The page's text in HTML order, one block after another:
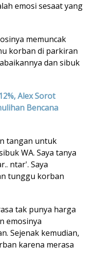
emosi sesaat yang
memuncak
korban di parkiran
dan sibuk
Alex Sorot
Bencana
tangan untuk
WA. Saya tanya
ntar'. Saya
tunggu korban
tak punya harga
emosinya
Sejenak kemudian,
karena merasa